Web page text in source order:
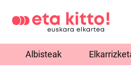
Albisteak